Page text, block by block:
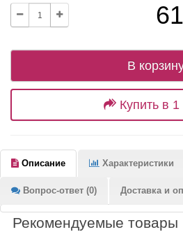
В
Купить в 1
Описание Характеристики
Вопрос-ответ (0) Доставка и
Рекомендуемые товары